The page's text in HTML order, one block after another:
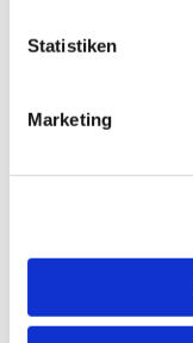
Statistiken
Marketing